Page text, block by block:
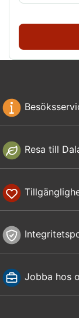
Resa till
Jobba hos